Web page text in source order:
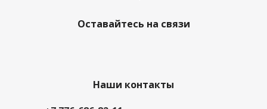
Оставайтесь на связи
Наши контакты